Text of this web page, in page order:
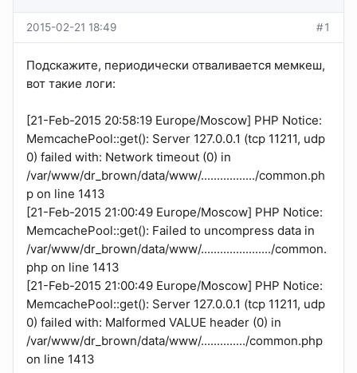
2015-02-21 18:49 #1
Подскажите, периодически отваливается мемкеш,
вот такие логи:
[21-Feb-2015 20:58:19 Europe/Moscow] PHP Notice:
MemcachePool::get(): Server 127.0.0.1 (tcp 11211, udp
0) failed with: Network timeout (0) in
/var/www/dr_brown/data/www/................./common.ph
p on line 1413
[21-Feb-2015 21:00:49 Europe/Moscow] PHP Notice:
MemcachePool::get(): Failed to uncompress data in
/var/www/dr_brown/data/www/....................../common.
php on line 1413
[21-Feb-2015 21:00:49 Europe/Moscow] PHP Notice:
MemcachePool::get(): Server 127.0.0.1 (tcp 11211, udp
0) failed with: Malformed VALUE header (0) in
/var/www/dr_brown/data/www/............../common.php
on line 1413